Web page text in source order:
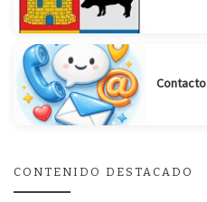
Contacto
CONTENIDO DESTACADO